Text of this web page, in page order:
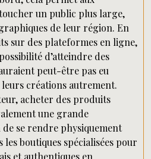
un public plus large,
de leur région. En
sur des plateformes en ligne,
d’atteindre des
peut-être pas eu
créations autrement.
acheter des produits
une grande
se rendre physiquement
les boutiques spécialisées pour
et authentiques en